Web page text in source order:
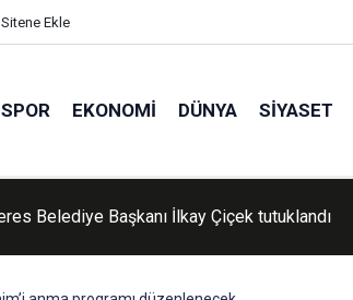
Sitene Ekle
SPOR EKONOMI DÜNYA SIYASET
Kur'an kursu öğrencileri piknikte buluştu